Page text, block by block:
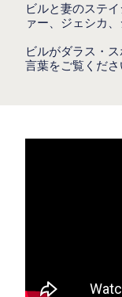
ビルと妻のステ
ァー、ジェシカ
ビルがダラス・
言葉をご覧くださ